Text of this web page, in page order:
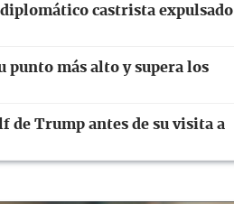
castrista expulsado
punto más alto y supera los
de Trump antes de su visita a